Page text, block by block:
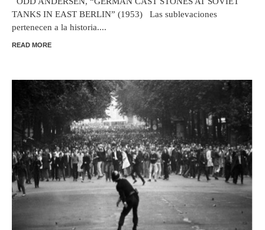
TANKS IN EAST BERLIN” (1953) Las sublevaciones
pertenecen a la historia....
READ MORE